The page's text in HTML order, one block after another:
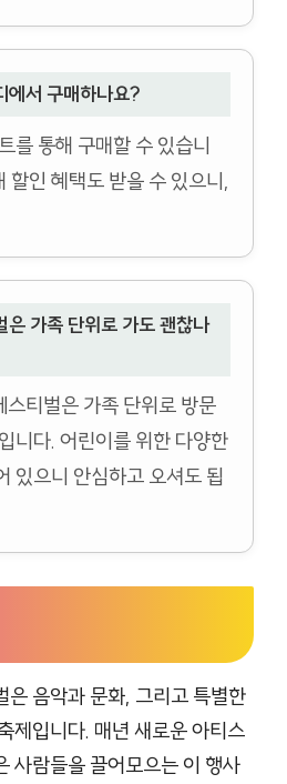
에서 구매하나요?
를 통해 구매할 수 있습니
할인 혜택도 받을 수 있으니,
가족 단위로 가도 괜찮나
스티벌은 가족 단위로 방문
니다. 어린이를 위한 다양한
있으니 안심하고 오셔도 됩
은 음악과 문화, 그리고 특별한
제입니다. 매년 새로운 아티스
사람들을 끌어모으는 이 행사